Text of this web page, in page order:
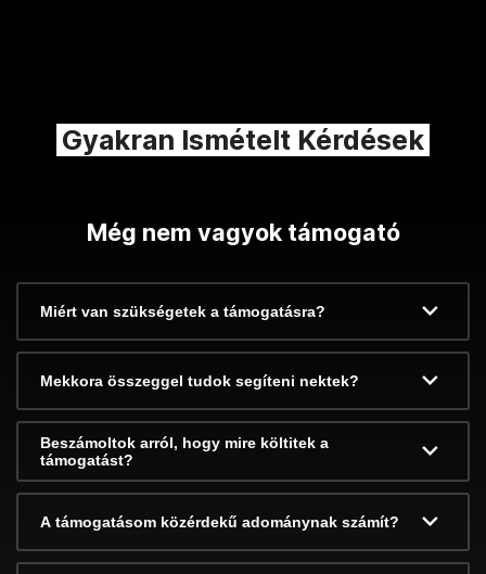
Gyakran Ismételt Kérdések
Még nem vagyok támogató
Miért van szükségetek a támogatásra?
Mekkora összeggel tudok segíteni nektek?
Beszámoltok arról, hogy mire költitek a
támogatást?
A támogatásom közérdekű adománynak számít?